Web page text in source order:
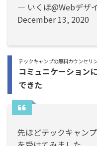
— いくほ@Webデザ
December 13, 2020
テックキャンプの無料カウンセリ
コミュニケーション
できた
先ほどテックキャン